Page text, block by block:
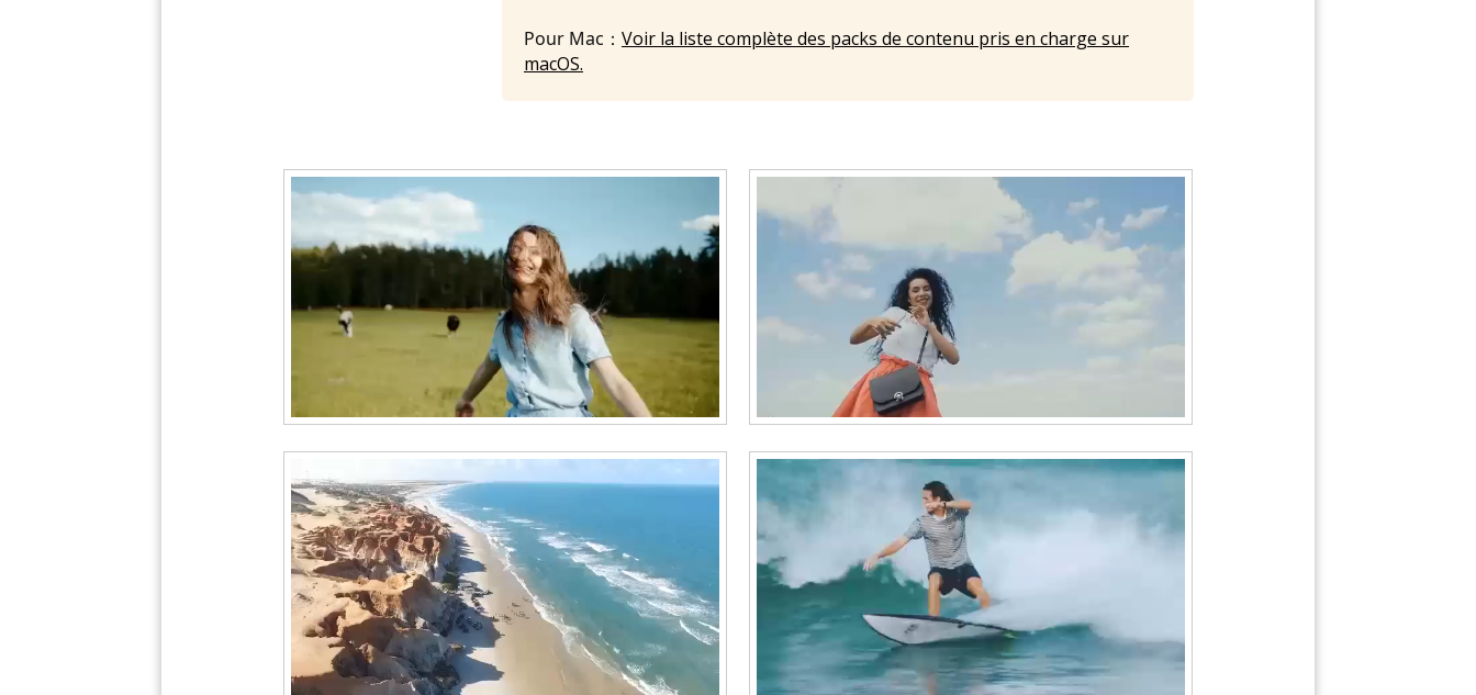
Pour Mac： Voir la liste complète des packs de contenu pris en charge sur
macOS.